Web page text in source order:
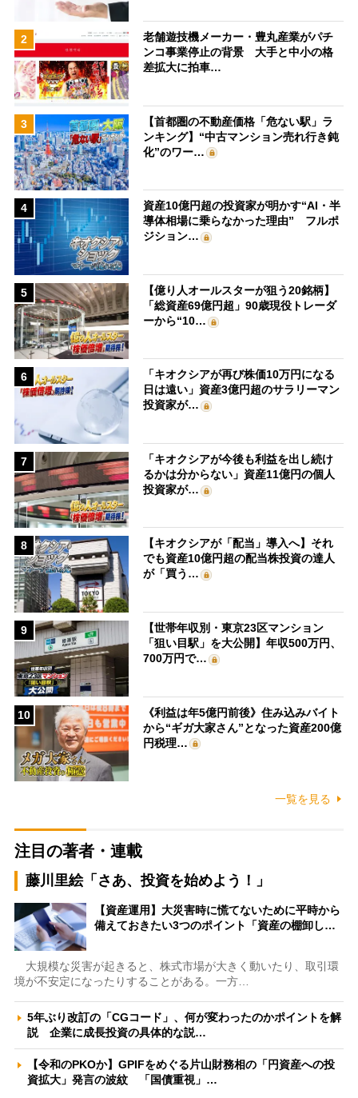
2
老舗遊技機メーカー・豊丸産業がパチ
ンコ事業停止の背景 大手と中小の格
差拡大に拍車…
3
【首都圏の不動産価格「危ない駅」ラ
ンキング】“中古マンション売れ行き鈍
化”のワー…
4
資産10億円超の投資家が明かす“AI・半
導体相場に乗らなかった理由” フルポ
ジション…
5
【億り人オールスターが狙う20銘柄】
「総資産69億円超」90歳現役トレーダ
ーから“10…
6
「キオクシアが再び株価10万円になる
日は遠い」資産3億円超のサラリーマン
投資家が…
7
「キオクシアが今後も利益を出し続け
るかは分からない」資産11億円の個人
投資家が…
8
【キオクシアが「配当」導入へ】それ
でも資産10億円超の配当株投資の達人
が「買う…
9
【世帯年収別・東京23区マンション
「狙い目駅」を大公開】年収500万円、
700万円で…
10
《利益は年5億円前後》住み込みバイト
から“ギガ大家さん”となった資産200億
円税理…
一覧を見る
注目の著者・連載
藤川里絵「さあ、投資を始めよう！」
【資産運用】大災害時に慌てないために平時から
備えておきたい3つのポイント「資産の棚卸し…
大規模な災害が起きると、株式市場が大きく動いたり、取引環
境が不安定になったりすることがある。一方…
5年ぶり改訂の「CGコード」、何が変わったのかポイントを解
説 企業に成長投資の具体的な説…
【令和のPKOか】GPIFをめぐる片山財務相の「円資産への投
資拡大」発言の波紋 「国債重視」…